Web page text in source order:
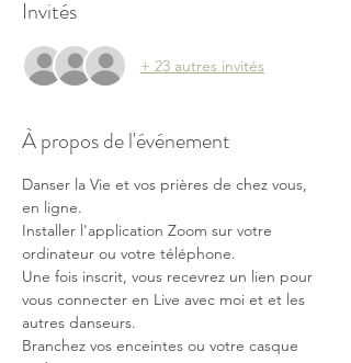
Invités
+ 23 autres invités
À propos de l'événement
Danser la Vie et vos prières de chez vous,
en ligne.
Installer l'application Zoom sur votre
ordinateur ou votre téléphone.
Une fois inscrit, vous recevrez un lien pour
vous connecter en Live avec moi et et les
autres danseurs.
Branchez vos enceintes ou votre casque